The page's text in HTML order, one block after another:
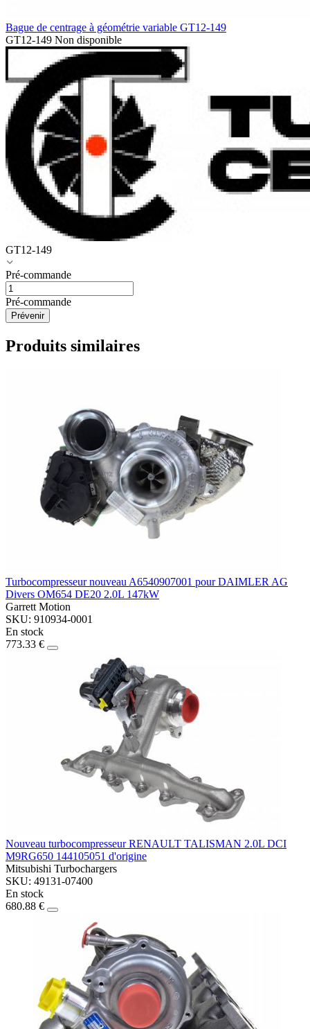
Bague de centrage à géométrie variable GT12-149
GT12-149 Non disponible
GT12-149
Pré-commande
Pré-commande
Prévenir
Produits similaires
Turbocompresseur nouveau A6540907001 pour DAIMLER AG
Divers OM654 DE20 2.0L 147kW
Garrett Motion
SKU: 910934-0001
En stock
773.33 €
Nouveau turbocompresseur RENAULT TALISMAN 2.0L DCI
M9RG650 144105051 d'origine
Mitsubishi Turbochargers
SKU: 49131-07400
En stock
680.88 €